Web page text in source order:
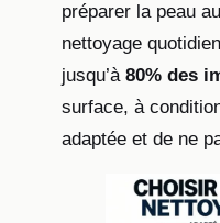
préparer la peau
nettoyage
jusqu’à 80% des
surface, à
adaptée et de ne